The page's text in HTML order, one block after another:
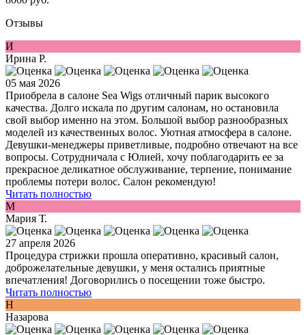
Отзывы
И
Ирина Р.
05 мая 2026
Приобрела в салоне Sea Wigs отличный парик высокого
качества. Долго искала по другим салонам, но остановила
свой выбор именно на этом. Большой выбор разнообразных
моделей из качественных волос. Уютная атмосфера в салоне.
Девушки-менеджеры приветливые, подробно отвечают на все
вопросы. Сотрудничала с Юлией, хочу поблагодарить ее за
прекрасное деликатное обслуживание, терпение, понимание
проблемы потери волос. Салон рекомендую!
Читать полностью
М
Мария Т.
27 апреля 2026
Процедура стрижки прошла оперативно, красивый салон,
доброжелательные девушки, у меня остались приятные
впечатления! Договорились о посещении тоже быстро.
Читать полностью
Н
Назарова